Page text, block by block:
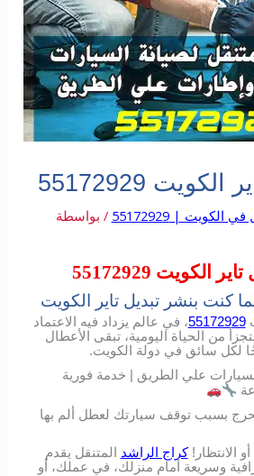
55172929
الكويت | 55172929
/ بواسطة
الكويت 55172929
كنت بنشر تبديل تاير الكويت
55172929، في عالم يزداد فيه الاعتماد
من الحياة اليومية، تبقى الأعطال
لكل سائق في دولة الكويت.
علي الطريق | خدمة فورية
بسبب توقف سيارتك لعطل ألم بها
الانتظار!كراج الراشد المتنقل يقدم
وسريعة أمام منزلك، في عملك، أو